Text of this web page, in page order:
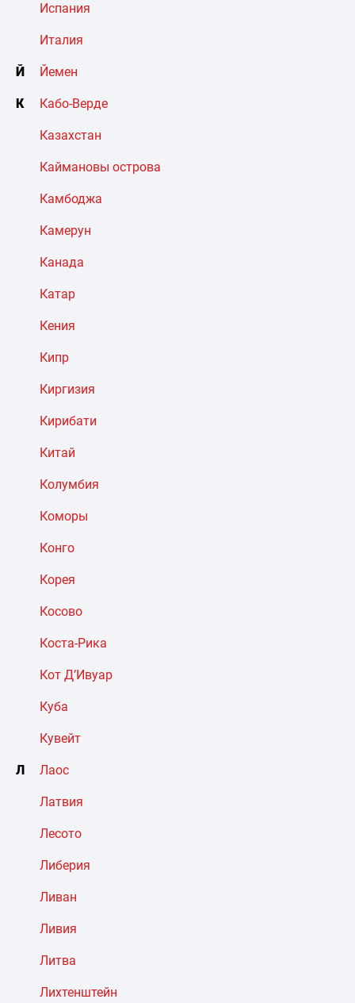
Испания
Италия
Й Йемен
К Кабо-Верде
Казахстан
Каймановы острова
Камбоджа
Камерун
Канада
Катар
Кения
Кипр
Киргизия
Кирибати
Китай
Колумбия
Коморы
Конго
Корея
Косово
Коста-Рика
Кот Д’Ивуар
Куба
Кувейт
Л Лаос
Латвия
Лесото
Либерия
Ливан
Ливия
Литва
Лихтенштейн